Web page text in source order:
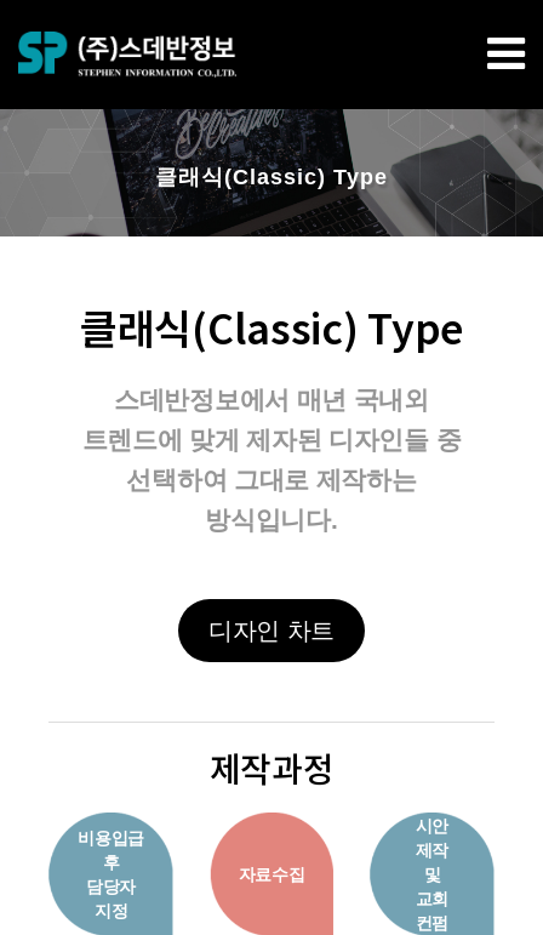
클래식(Classic) Type
클래식(Classic) Type
스데반정보에서 매년 국내외
트렌드에 맞게 제자된 디자인들 중
선택하여 그대로 제작하는
방식입니다.
디자인 차트
제작과정
비용입급
후
담당자
지정
자료수집
시안
제작
및
교회
컨펌